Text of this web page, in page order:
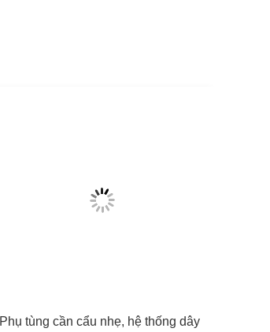
Phụ tùng cần cẩu nhẹ, hệ thống dây